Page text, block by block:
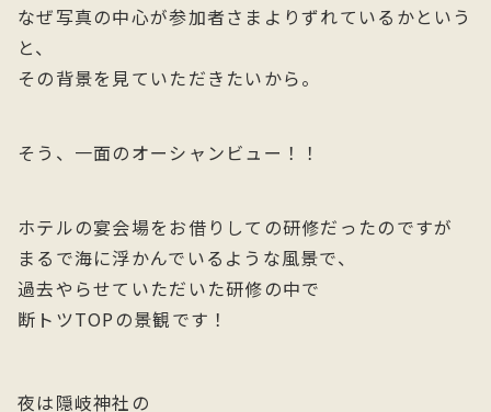
なぜ写真の中心が参加者さまよりずれているかという
と、
その背景を見ていただきたいから。
そう、一面のオーシャンビュー！！
ホテルの宴会場をお借りしての研修だったのですが
まるで海に浮かんでいるような風景で、
過去やらせていただいた研修の中で
断トツTOPの景観です！
夜は隠岐神社の